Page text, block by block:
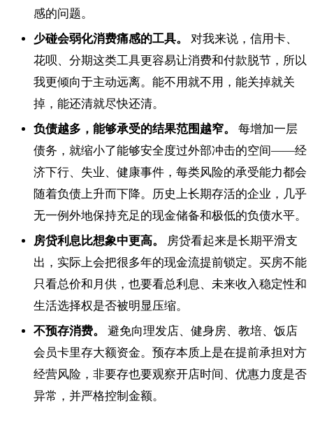
感的问题。
少碰会弱化消费痛感的工具。
对我来说，信用卡、
花呗、分期这类工具更容易让消费和付款脱节，所以
我更倾向于主动远离。能不用就不用，能关掉就关
掉，能还清就尽快还清。
负债越多，能够承受的结果范围越窄。
每增加一层
债务，就缩小了能够安全度过外部冲击的空间——经
济下行、失业、健康事件，每类风险的承受能力都会
随着负债上升而下降。历史上长期存活的企业，几乎
无一例外地保持充足的现金储备和极低的负债水平。
房贷利息比想象中更高。
房贷看起来是长期平滑支
出，实际上会把很多年的现金流提前锁定。买房不能
只看总价和月供，也要看总利息、未来收入稳定性和
生活选择权是否被明显压缩。
不预存消费。
避免向理发店、健身房、教培、饭店
会员卡里存大额资金。预存本质上是在提前承担对方
经营风险，非要存也要观察开店时间、优惠力度是否
异常，并严格控制金额。